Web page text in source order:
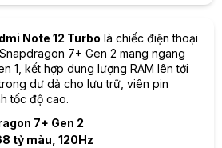
Note 12 Turbo là chiếc điện thoại
7+ Gen 2 mang ngang
1, kết hợp dung lượng RAM lên tới
dư dả cho lưu trữ, viên pin
tốc độ cao.
7+ Gen 2
tỷ màu, 120Hz